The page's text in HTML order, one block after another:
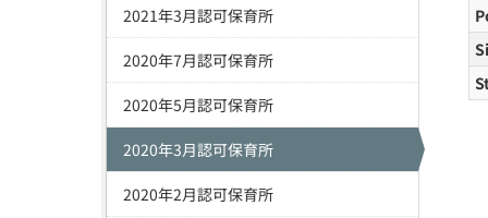
2021年3月認可保育所
2020年7月認可保育所
2020年5月認可保育所
2020年3月認可保育所
2020年2月認可保育所